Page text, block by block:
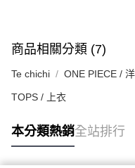
商品相關分類 (7)
Te chichi ONE PIECE /
TOPS / 上衣
本分類熱銷全站排行